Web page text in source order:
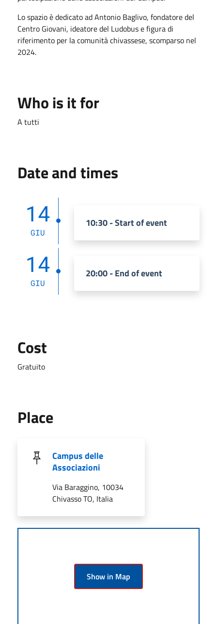
Lo spazio è dedicato ad Antonio Baglivo, fondatore del
Centro Giovani, ideatore del Ludobus e figura di
riferimento per la comunità chivassese, scomparso nel
2024.
Who is it for
A tutti
Date and times
14
GIU
10:30 - Start of event
14
GIU
20:00 - End of event
Cost
Gratuito
Place
Campus delle
Associazioni
Via Baraggino, 10034
Chivasso TO, Italia
Show in Map